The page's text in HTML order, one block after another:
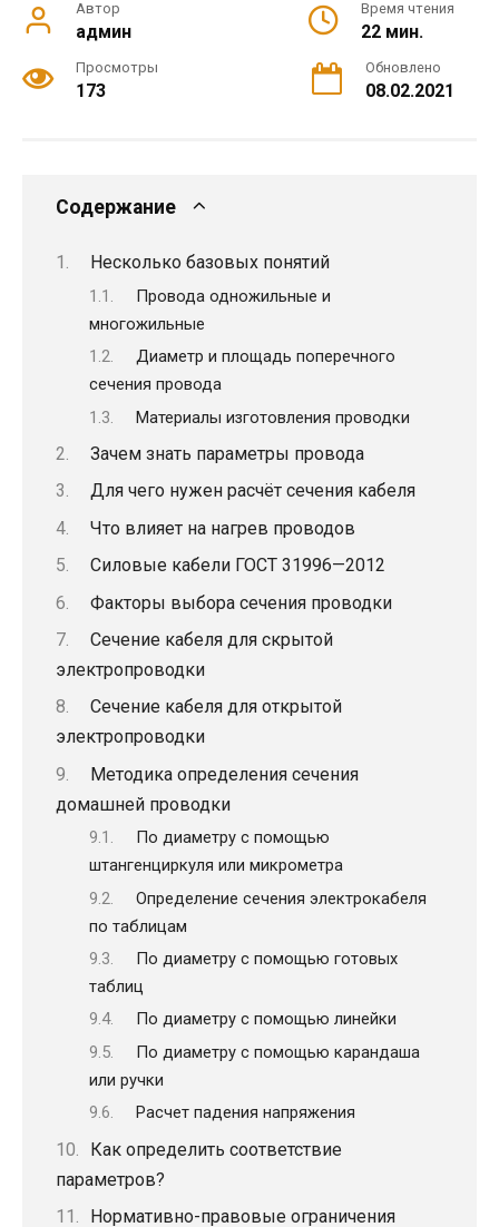
Автор
админ
Время чтения
22 мин.
Просмотры
173
Обновлено
08.02.2021
Содержание
Несколько базовых понятий
Провода одножильные и
многожильные
Диаметр и площадь поперечного
сечения провода
Материалы изготовления проводки
Зачем знать параметры провода
Для чего нужен расчёт сечения кабеля
Что влияет на нагрев проводов
Силовые кабели ГОСТ 31996—2012
Факторы выбора сечения проводки
Сечение кабеля для скрытой
электропроводки
Сечение кабеля для открытой
электропроводки
Методика определения сечения
домашней проводки
По диаметру с помощью
штангенциркуля или микрометра
Определение сечения электрокабеля
по таблицам
По диаметру с помощью готовых
таблиц
По диаметру с помощью линейки
По диаметру с помощью карандаша
или ручки
Расчет падения напряжения
Как определить соответствие
параметров?
Нормативно-правовые ограничения